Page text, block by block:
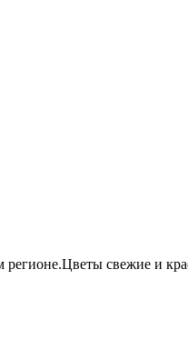
свежие и